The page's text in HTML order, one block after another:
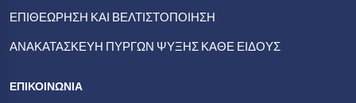
ΕΠΙΘΕΏΡΗΣΗ ΚΑΙ ΒΕΛΤΙΣΤΟΠΟΙΗΣΗ
ΑΝΑΚΑΤΑΣΚΕΥΉ ΠΎΡΓΩΝ ΨΎΞΗΣ ΚΆΘΕ ΕΊΔΟΥΣ
ΕΠΙΚΟΙΝΩΝΙΑ